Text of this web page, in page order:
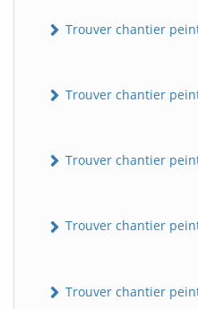
Trouver chantier
Trouver chantier
Trouver chantier
Trouver chantier
Trouver chantier